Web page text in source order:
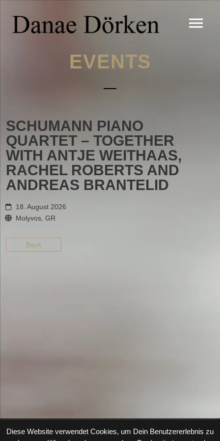
EVENTS
SCHUMANN PIANO
QUARTET – TOGETHER
WITH ANTJE WEITHAAS,
RACHEL ROBERTS AND
ANDREAS BRANTELID
18. August 2026
Molyvos, GR
Back
Diese Website verwendet Cookies, um Dein Benutzererlebnis zu